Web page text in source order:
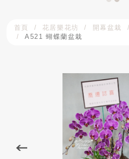
首頁 花居樂花坊 開幕盆栽
A521 蝴蝶蘭盆栽